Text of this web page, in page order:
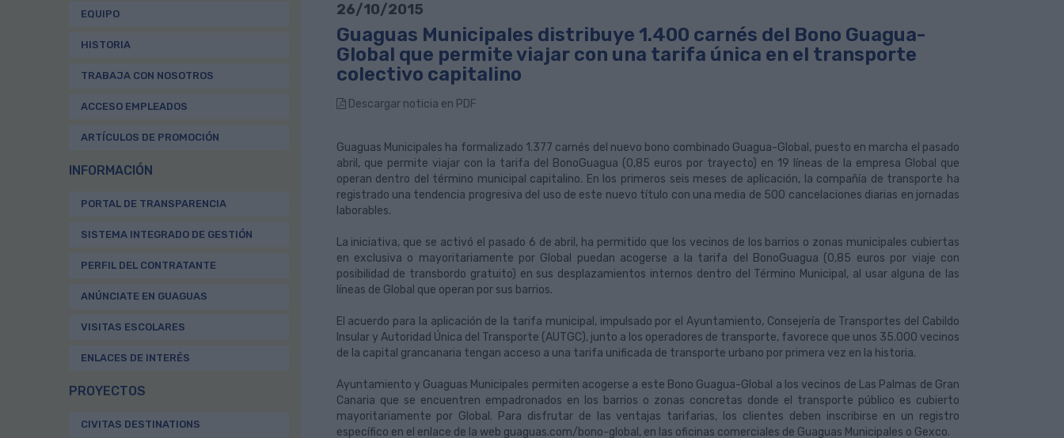
EQUIPO
HISTORIA
TRABAJA CON NOSOTROS
ACCESO EMPLEADOS
ARTÍCULOS DE PROMOCIÓN
INFORMACIÓN
PORTAL DE TRANSPARENCIA
SISTEMA INTEGRADO DE GESTIÓN
PERFIL DEL CONTRATANTE
ANÚNCIATE EN GUAGUAS
VISITAS ESCOLARES
ENLACES DE INTERÉS
PROYECTOS
CIVITAS DESTINATIONS
26/10/2015
Guaguas Municipales distribuye 1.400 carnés del Bono Guagua-
Global que permite viajar con una tarifa única en el transporte
colectivo capitalino
Descargar noticia en PDF
Guaguas Municipales ha formalizado 1.377 carnés del nuevo bono combinado Guagua-Global, puesto en marcha el pasado
abril, que permite viajar con la tarifa del BonoGuagua (0,85 euros por trayecto) en 19 líneas de la empresa Global que
operan dentro del término municipal capitalino. En los primeros seis meses de aplicación, la compañía de transporte ha
registrado una tendencia progresiva del uso de este nuevo título con una media de 500 cancelaciones diarias en jornadas
laborables.
La iniciativa, que se activó el pasado 6 de abril, ha permitido que los vecinos de los barrios o zonas municipales cubiertas
en exclusiva o mayoritariamente por Global puedan acogerse a la tarifa del BonoGuagua (0,85 euros por viaje con
posibilidad de transbordo gratuito) en sus desplazamientos internos dentro del Término Municipal, al usar alguna de las
líneas de Global que operan por sus barrios.
El acuerdo para la aplicación de la tarifa municipal, impulsado por el Ayuntamiento, Consejería de Transportes del Cabildo
Insular y Autoridad Única del Transporte (AUTGC), junto a los operadores de transporte, favorece que unos 35.000 vecinos
de la capital grancanaria tengan acceso a una tarifa unificada de transporte urbano por primera vez en la historia.
Ayuntamiento y Guaguas Municipales permiten acogerse a este Bono Guagua-Global a los vecinos de Las Palmas de Gran
Canaria que se encuentren empadronados en los barrios o zonas concretas donde el transporte público es cubierto
mayoritariamente por Global. Para disfrutar de las ventajas tarifarias, los clientes deben inscribirse en un registro
específico en el enlace de la web guaguas.com/bono-global, en las oficinas comerciales de Guaguas Municipales o Gexco.